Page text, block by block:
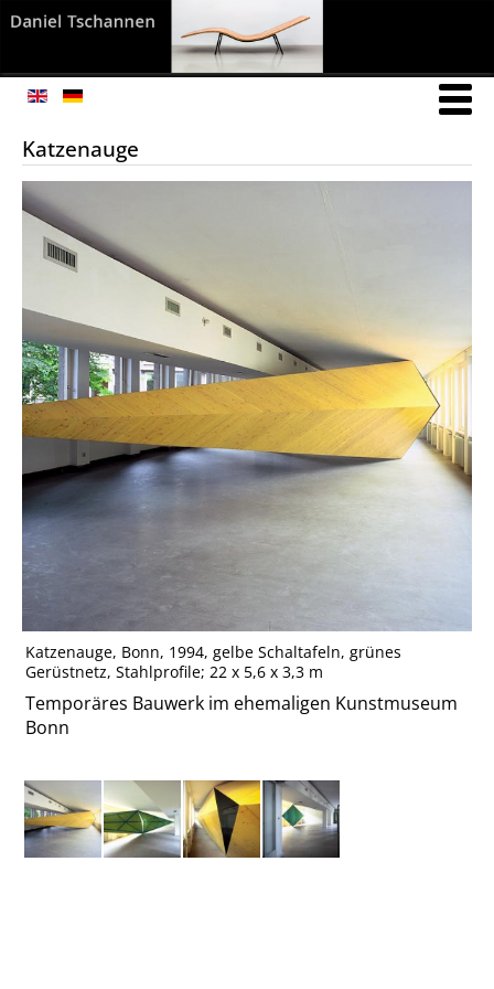
Katzenauge
Katzenauge, Bonn, 1994, gelbe Schaltafeln, grünes
Gerüstnetz, Stahlprofile; 22 x 5,6 x 3,3 m
Temporäres Bauwerk im ehemaligen Kunstmuseum
Bonn